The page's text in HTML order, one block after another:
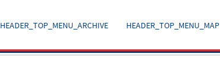
HEADER_TOP_MENU_ARCHIVE HEADER_TOP_MENU_MAP